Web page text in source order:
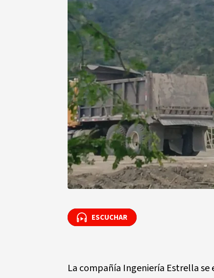
ESCUCHAR
ESCUCHAR
La compañía Ingeniería Estrella